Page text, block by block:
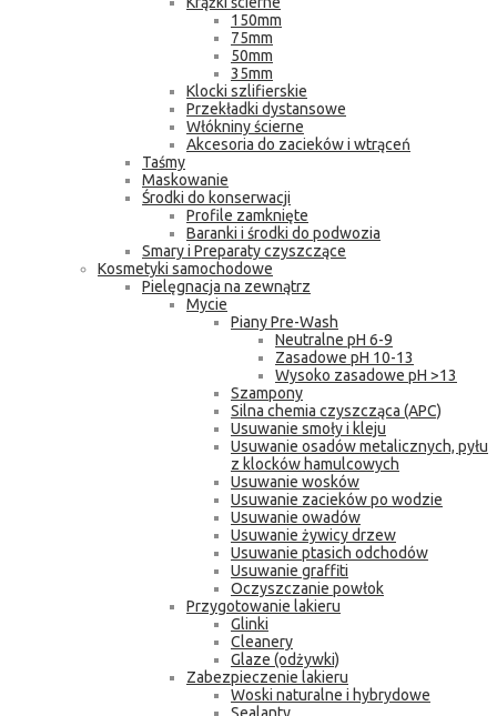
150mm
75mm
50mm
35mm
Klocki szlifierskie
Przekładki dystansowe
Włókniny ścierne
Akcesoria do zacieków i wtrąceń
Taśmy
Maskowanie
Środki do konserwacji
Profile zamknięte
Baranki i środki do podwozia
Smary i Preparaty czyszczące
Kosmetyki samochodowe
Pielęgnacja na zewnątrz
Mycie
Piany Pre-Wash
Neutralne pH 6-9
Zasadowe pH 10-13
Wysoko zasadowe pH >13
Szampony
Silna chemia czyszcząca (APC)
Usuwanie smoły i kleju
Usuwanie osadów metalicznych, pyłu
z klocków hamulcowych
Usuwanie wosków
Usuwanie zacieków po wodzie
Usuwanie owadów
Usuwanie żywicy drzew
Usuwanie ptasich odchodów
Usuwanie graffiti
Oczyszczanie powłok
Przygotowanie lakieru
Glinki
Cleanery
Glaze (odżywki)
Zabezpieczenie lakieru
Woski naturalne i hybrydowe